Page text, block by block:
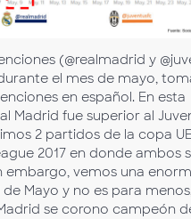
(@realmadrid y
el mes de mayo,
en español. En esta
Madrid fue superior al
2 partidos de la copa
2017 en donde ambos
embargo, vemos una
de Mayo y no es para
se corono campeón